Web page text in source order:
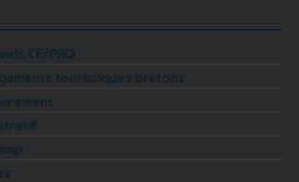
CE/PRO
touristiques bretons